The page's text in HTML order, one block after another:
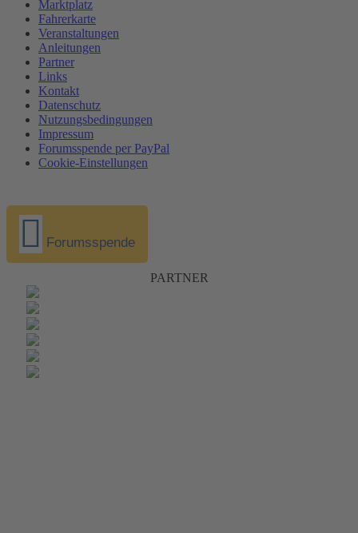
Marktplatz
Fahrerkarte
Veranstaltungen
Anleitungen
Partner
Links
Kontakt
Datenschutz
Nutzungsbedingungen
Impressum
Forumsspende per PayPal
Cookie-Einstellungen
Forumsspende
PARTNER